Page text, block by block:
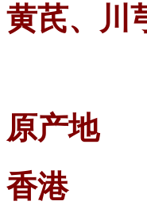
黄芪、川
原产地
香港